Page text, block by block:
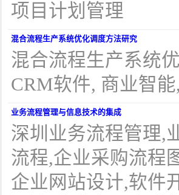
项目计划管理
混合流程生产系统优化调度方法研究
混合流程生产系统
CRM软件, 商业智
业务流程管理与信息技术的集成
深圳业务流程管理,
流程,企业采购流程
企业网站设计,软件